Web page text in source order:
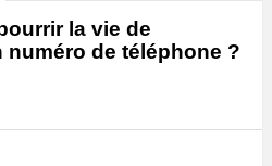
la vie de
numéro de téléphone ?